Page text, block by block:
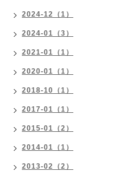
2024-12（1）
2024-01（3）
2021-01（1）
2020-01（1）
2018-10（1）
2017-01（1）
2015-01（2）
2014-01（1）
2013-02（2）